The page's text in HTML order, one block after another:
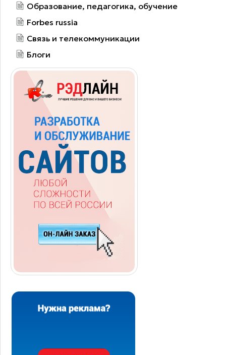
Образование, педагогика, обучение
Forbes russia
Связь и телекоммуникации
Блоги